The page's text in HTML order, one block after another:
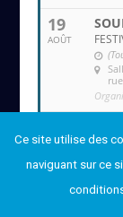
19
AOÛT
AOÛT
Ce site utilise des
naviguant sur ce